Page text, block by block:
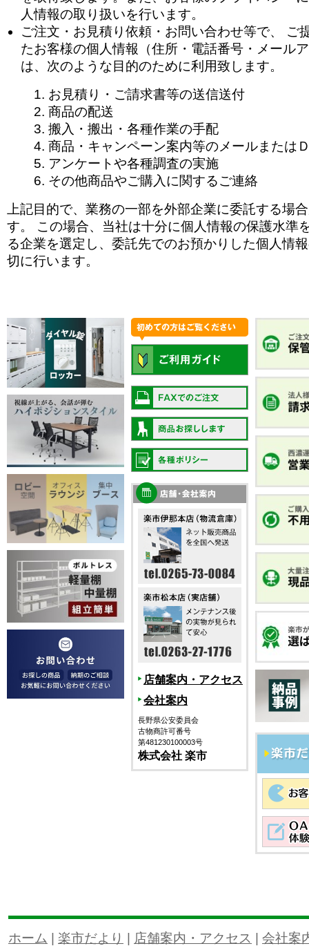
人情報の取り扱いを行います。
ご注文・お見積り依頼・お問い合わせ等で、 ご
たお客様の個人情報（住所・電話番号・メール
は、次のような目的のために利用致します。
お見積り・ご請求書等の送信送付
商品の配送
搬入・搬出・各種作業の手配
商品・キャンペーン案内等のメールまたは
アンケートや各種調査の実施
その他商品やご購入に関するご連絡
上記目的で、業務の一部を外部企業に委託する場
す。 この場合、当社は十分に個人情報の保護水準
る企業を選定し、委託先でのお預かりした個人情
切に行います。
店舗案内・アクセス
会社案内
長野県公安委員会
古物商許可番号
第481230100003号
株式会社 楽市
ホーム | 楽市だより | 店舗案内・アクセス | 会社案